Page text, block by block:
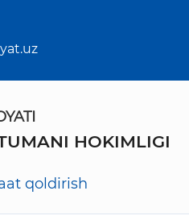
HOKIMLIGI
qoldirish
yo'riqnomasi